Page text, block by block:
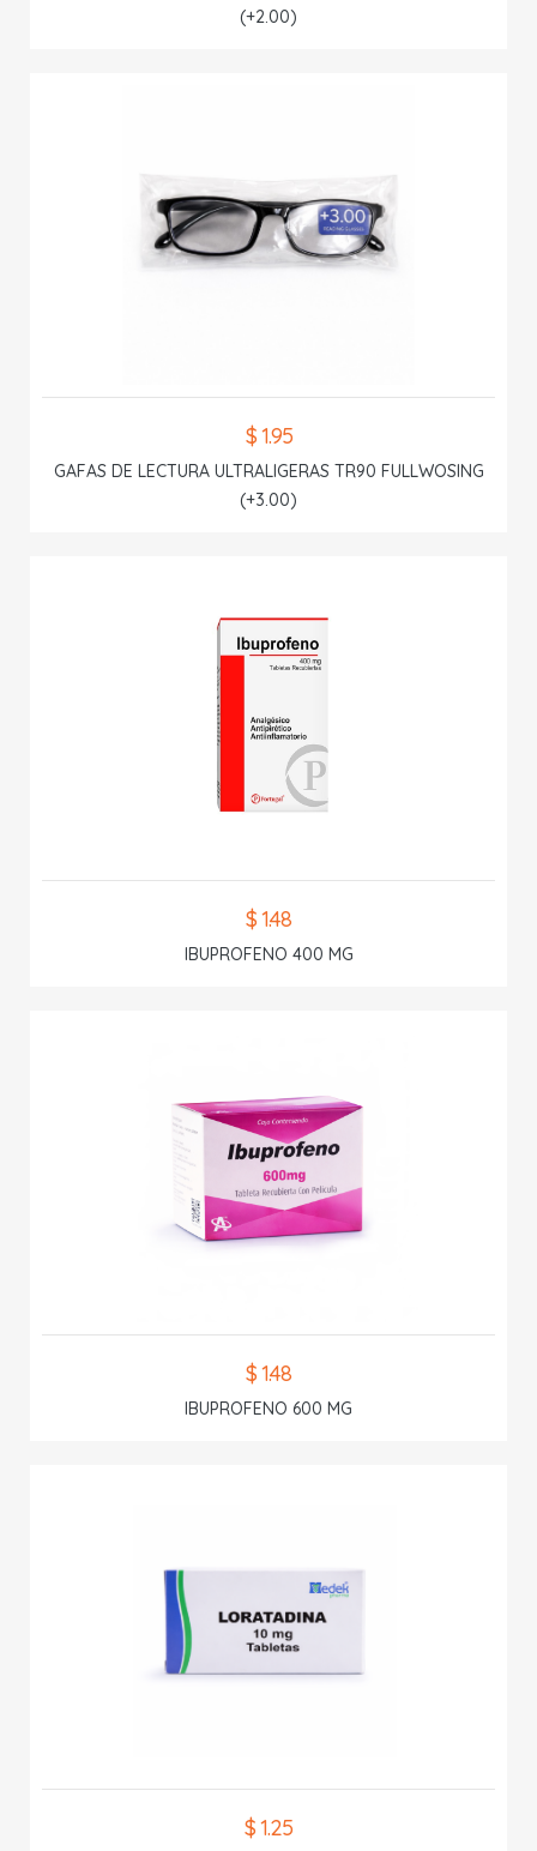
(+2.00)
$ 1.95
GAFAS DE LECTURA ULTRALIGERAS TR90 FULLWOSING
(+3.00)
$ 1.48
IBUPROFENO 400 MG
$ 1.48
IBUPROFENO 600 MG
$ 1.25